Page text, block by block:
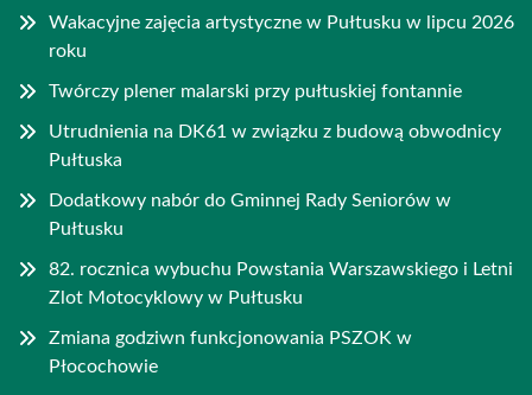
Wakacyjne zajęcia artystyczne w Pułtusku w lipcu 2026
roku
Twórczy plener malarski przy pułtuskiej fontannie
Utrudnienia na DK61 w związku z budową obwodnicy
Pułtuska
Dodatkowy nabór do Gminnej Rady Seniorów w
Pułtusku
82. rocznica wybuchu Powstania Warszawskiego i Letni
Zlot Motocyklowy w Pułtusku
Zmiana godziwn funkcjonowania PSZOK w
Płocochowie